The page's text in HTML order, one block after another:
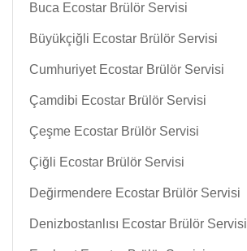
Buca Ecostar Brülör Servisi
Büyükçiğli Ecostar Brülör Servisi
Cumhuriyet Ecostar Brülör Servisi
Çamdibi Ecostar Brülör Servisi
Çeşme Ecostar Brülör Servisi
Çiğli Ecostar Brülör Servisi
Değirmendere Ecostar Brülör Servisi
Denizbostanlısı Ecostar Brülör Servisi